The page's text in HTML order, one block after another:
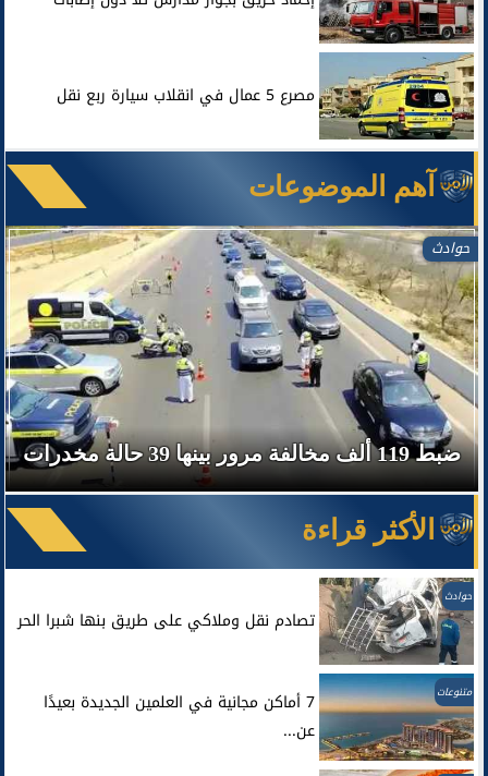
مصرع 5 عمال في انقلاب سيارة ربع نقل
آهم الموضوعات
حوادث
ضبط 119 ألف مخالفة مرور بينها 39 حالة مخدرات
الأكثر قراءة
حوادث
تصادم نقل وملاكي على طريق بنها شبرا الحر
متنوعات
7 أماكن مجانية في العلمين الجديدة بعيدًا
عن...